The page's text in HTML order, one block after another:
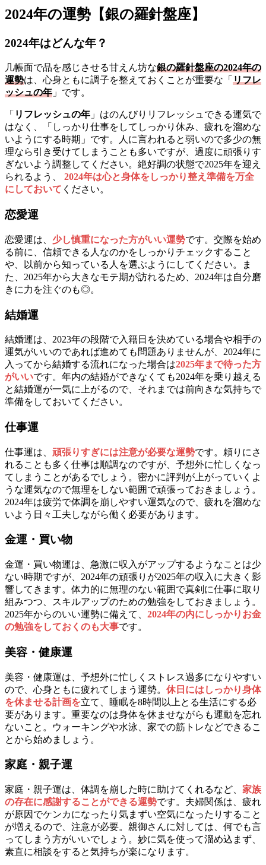
2024年の運勢【銀の羅針盤座】
2024年はどんな年？
几帳面で品を感じさせる甘えん坊な銀の羅針盤座の2024年の
運勢は、心身ともに調子を整えておくことが重要な「 リフレ
ッシュの年 」です。
「 リフレッシュの年 」はのんびりリフレッシュできる運気で
はなく、「しっかり仕事をしてしっかり休み、疲れを溜めな
いようにする時期」です。人に言われると弱いので多少の無
理なら引き受けてしまうことも多いですが、過度に頑張りす
ぎないよう調整してください。絶好調の状態で2025年を迎え
られるよう、 2024年は心と身体をしっかり整え準備を万全
にしておいて ください。
恋愛運
恋愛運は、 少し慎重になった方がいい運勢です。交際を始め
る前に、信頼できる人なのかをしっかりチェックすること
や、以前から知っている人を選ぶようにしてください。ま
た、2025年から大きなモテ期が訪れるため、2024年は自分磨
きに力を注ぐのも◎。
結婚運
結婚運は、2023年の段階で入籍日を決めている場合や相手の
運気がいいのであれば進めても問題ありませんが、2024年に
入ってから結婚する流れになった場合は2025年まで待った方
がいいです。年内の結婚ができなくても2024年を乗り越える
と結婚運が一気に上がるので、それまでは前向きな気持ちで
準備をしておいてください。
仕事運
仕事運は、 頑張りすぎには注意が必要な運勢です。頼りにさ
れることも多く仕事は順調なのですが、予想外に忙しくなっ
てしまうことがあるでしょう。密かに評判が上がっていくよ
うな運気なので無理をしない範囲で頑張っておきましょう。
2024年は疲労で体調を崩しやすい運気なので、疲れを溜めな
いよう日々工夫しながら働く必要があります。
金運・買い物
金運・買い物運は、急激に収入がアップするようなことは少
ない時期ですが、2024年の頑張りが2025年の収入に大きく影
響してきます。体力的に無理のない範囲で真剣に仕事に取り
組みつつ、スキルアップのための勉強をしておきましょう。
2025年からのいい運勢に備えて、 2024年の内にしっかりお金
の勉強をしておくのも大事です。
美容・健康運
美容・健康運は、予想外に忙しくストレス過多になりやすい
ので、心身ともに疲れてしまう運勢。 休日にはしっかり身体
を休ませる計画を立て、睡眠を8時間以上とる生活にする必
要があります。重要なのは身体を休ませながらも運動を忘れ
ないこと。ウォーキングや水泳、家での筋トレなどできるこ
とから始めましょう。
家庭・親子運
家庭・親子運は、体調を崩した時に助けてくれるなど、 家族
の存在に感謝することができる運勢です。夫婦関係は、疲れ
が原因でケンカになったり気まずい空気になったりすること
が増えるので、注意が必要。親御さんに対しては、何でも言
ってしまう方がいいでしょう。妙に気を使って溜め込まず、
素直に相談をすると気持ちが楽になります。